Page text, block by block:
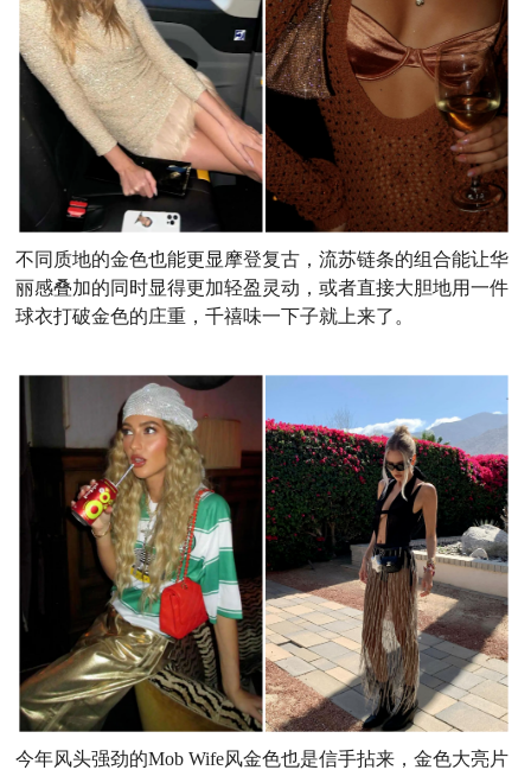
不同质地的金色也能更显摩登复古，流苏链条的组合能让华
丽感叠加的同时显得更加轻盈灵动，或者直接大胆地用一件
球衣打破金色的庄重，千禧味一下子就上来了。
今年风头强劲的Mob Wife风金色也是信手拈来，金色大亮片